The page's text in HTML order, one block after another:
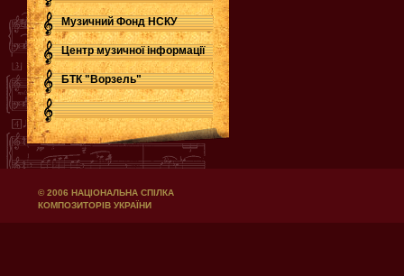
Музичний Фонд НСКУ
Центр музичної інформації
БТК "Ворзель"
© 2006 НАЦІОНАЛЬНА СПІЛКА
КОМПОЗИТОРІВ УКРАЇНИ